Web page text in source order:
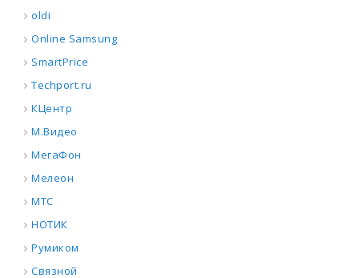
oldi
Online Samsung
SmartPrice
Techport.ru
КЦентр
М.Видео
МегаФон
Мелеон
МТС
НОТИК
Румиком
Связной